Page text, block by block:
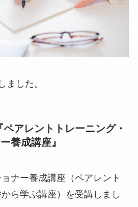
ました。
アレントトレーニング・
養成講座』
ナー養成講座（ペアレント
ら学ぶ講座）を受講しまし